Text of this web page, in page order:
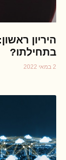
היריון
בתחילתו?
2 במאי 2022